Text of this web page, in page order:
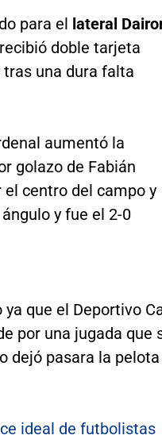
para el lateral
doble tarjeta
una dura falta
aumentó la
golazo de Fabián
centro del campo y
y fue el 2-0
que el Deportivo
por una jugada que
dejó pasara la pelota
ideal de futbolistas